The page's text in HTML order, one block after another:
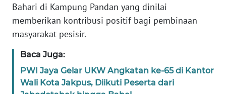
Bahari di Kampung Pandan yang dinilai
memberikan kontribusi positif bagi pembinaan
masyarakat pesisir.
Baca Juga:
PWI Jaya Gelar UKW Angkatan ke-65 di Kantor
Wali Kota Jakpus, Diikuti Peserta dari
WN
RIAU
WN
WN